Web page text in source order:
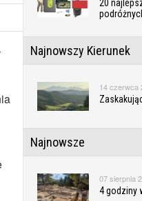
20
Najnowszy Kierunek
14 czerwca
Najnowsze
07 sierpnia
4 godziny